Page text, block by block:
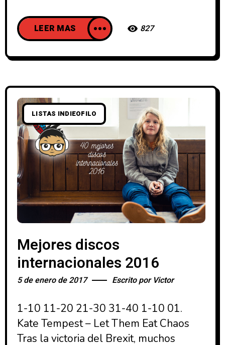
LEER MAS 827
LISTAS INDIEOFILO
Mejores discos
internacionales 2016
5 de enero de 2017 Escrito por Victor
1-10 11-20 21-30 31-40 1-10 01.
Kate Tempest – Let Them Eat Chaos
Tras la victoria del Brexit, muchos